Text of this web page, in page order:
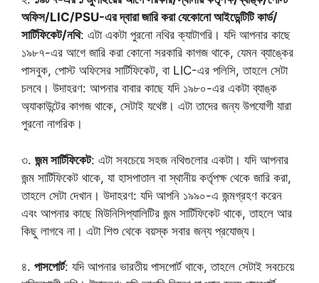
অফিস/LIC/PSU-এর দ্বারা জারি করা যেকোনো আইডেন্টিটি কার্ড/
সার্টিফিকেট/নথি: এটা একটা পুরনো নথির ক্যাটাগরি। যদি আপনার কাছে
১৯৮৭-এর আগে জারি করা কোনো সরকারি কাগজ থাকে, যেমন ব্যাঙ্কের
পাসবুক, পোস্ট অফিসের সার্টিফিকেট, বা LIC-এর পলিসি, তাহলে সেটা
চলবে। উদাহরণ: আপনার বাবার কাছে যদি ১৯৮০-এর একটা ব্যাঙ্ক
অ্যাকাউন্টের কাগজ থাকে, সেটাই যথেষ্ট। এটা তাদের জন্য উপযোগী যারা
পুরনো নাগরিক।
৩. জন্ম সার্টিফিকেট: এটা সবচেয়ে সহজ নথিগুলোর একটা। যদি আপনার
জন্ম সার্টিফিকেট থাকে, যা হাসপাতাল বা স্থানীয় কর্তৃপক্ষ থেকে জারি করা,
তাহলে সেটা দেখান। উদাহরণ: যদি আপনি ১৯৯০-এ জন্মগ্রহণ করেন
এবং আপনার কাছে মিউনিসিপ্যালিটির জন্ম সার্টিফিকেট থাকে, তাহলে আর
কিছু লাগবে না। এটা শিশু থেকে বয়স্ক সবার জন্য প্রযোজ্য।
৪. পাসপোর্ট: যদি আপনার ভারতীয় পাসপোর্ট থাকে, তাহলে সেটাই সবচেয়ে